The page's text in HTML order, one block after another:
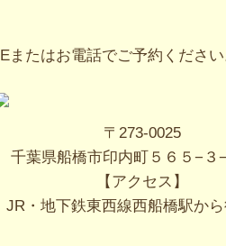
たはお電話でご予約ください
〒273-0025
千葉県船橋市印内町５６５−３
【アクセス】
JR・地下鉄東西線西船橋駅か